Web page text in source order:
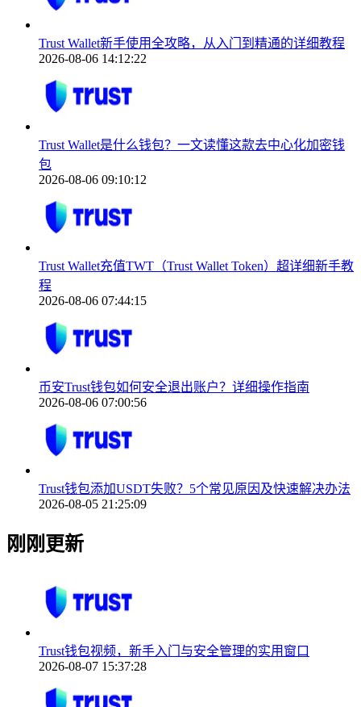
Trust Wallet新手使用全攻略，从入门到精通的详细教程
2026-08-06 14:12:22
Trust Wallet是什么钱包？一文读懂这款去中心化加密钱
包
2026-08-06 09:10:12
Trust Wallet充值TWT（Trust Wallet Token）超详细新手教
程
2026-08-06 07:44:15
币安Trust钱包如何安全退出账户？详细操作指南
2026-08-06 07:00:56
Trust钱包添加USDT失败？5个常见原因及快速解决办法
2026-08-05 21:25:09
刚刚更新
Trust钱包视频，新手入门与安全管理的实用窗口
2026-08-07 15:37:28